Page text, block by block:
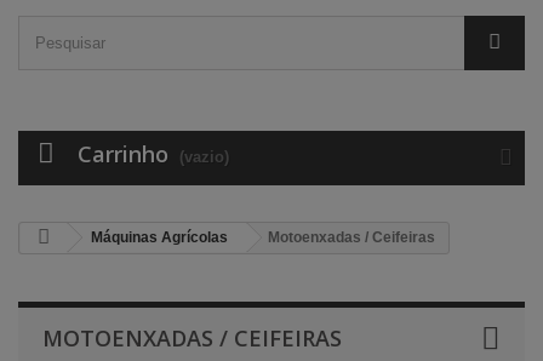
Carrinho (vazio)
Máquinas Agrícolas Motoenxadas / Ceifeiras
MOTOENXADAS / CEIFEIRAS